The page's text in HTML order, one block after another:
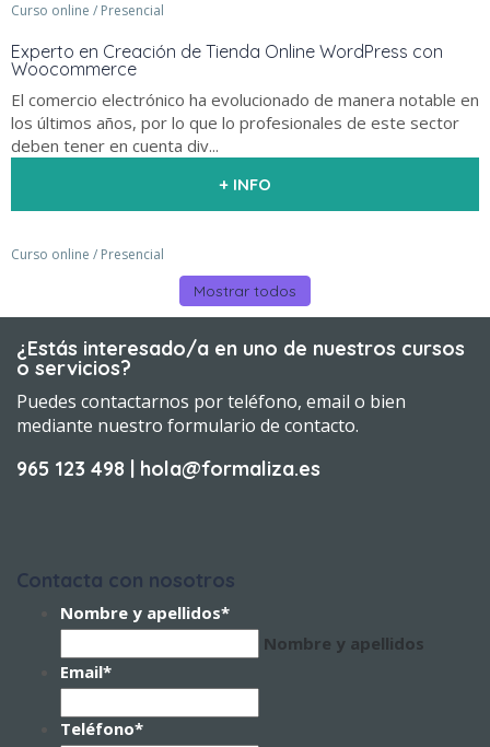
Curso online / Presencial
Experto en Creación de Tienda Online WordPress con
Woocommerce
El comercio electrónico ha evolucionado de manera notable en
los últimos años, por lo que lo profesionales de este sector
deben tener en cuenta div...
+ INFO
Curso online / Presencial
Mostrar todos
¿Estás interesado/a en uno de nuestros cursos
o servicios?
Puedes contactarnos por teléfono, email o bien
mediante nuestro formulario de contacto.
965 123 498 | hola@formaliza.es
Contacta con nosotros
Nombre y apellidos*
Nombre y apellidos
Email*
Teléfono*